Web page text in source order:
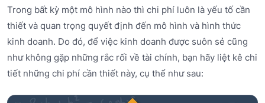
Trong bất kỳ một mô hình nào thì chi phí luôn là yếu tố cần
thiết và quan trọng quyết định đến mô hình và hình thức
kinh doanh. Do đó, để việc kinh doanh được suôn sẻ cũng
như không gặp những rắc rối về tài chính, bạn hãy liệt kê chi
tiết những chi phí cần thiết này, cụ thể như sau: